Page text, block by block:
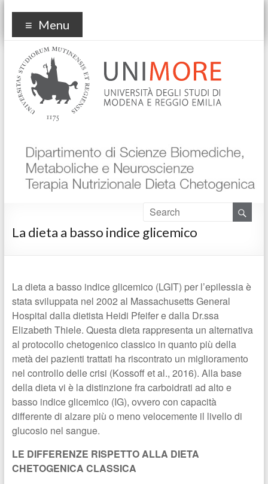
KetApp
Menu
La dieta a basso indice glicemico
La dieta a basso indice glicemico (LGIT) per l’epilessia è
stata sviluppata nel 2002 al Massachusetts General
Hospital dalla dietista Heidi Pfeifer e dalla Dr.ssa
Elizabeth Thiele. Questa dieta rappresenta un alternativa
al protocollo chetogenico classico in quanto più della
metà dei pazienti trattati ha riscontrato un miglioramento
nel controllo delle crisi (Kossoff et al., 2016). Alla base
della dieta vi è la distinzione fra carboidrati ad alto e
basso indice glicemico (IG), ovvero con capacità
differente di alzare più o meno velocemente il livello di
glucosio nel sangue.
LE DIFFERENZE RISPETTO ALLA DIETA
CHETOGENICA CLASSICA